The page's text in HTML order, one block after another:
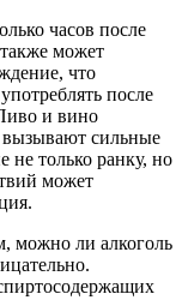
часов после
может
что
после
и вино
вызывают сильные
не только ранку, но
может
можно ли алкоголь